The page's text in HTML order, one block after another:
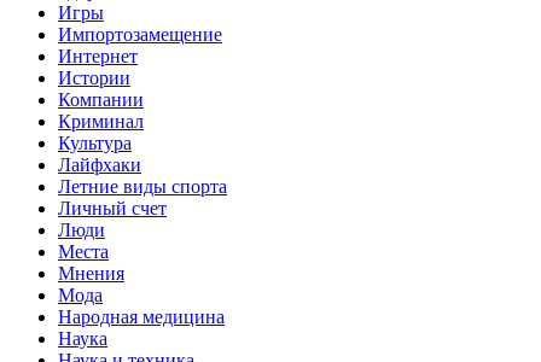
Игры
Импортозамещение
Интернет
Истории
Компании
Криминал
Культура
Лайфхаки
Летние виды спорта
Личный счет
Люди
Места
Мнения
Мода
Народная медицина
Наука